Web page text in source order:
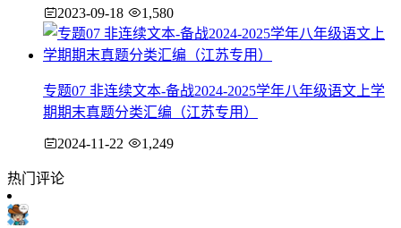
2023-09-18 1,580
专题07 非连续文本-备战2024-2025学年八年级语文上学
期期末真题分类汇编（江苏专用）
2024-11-22 1,249
热门评论